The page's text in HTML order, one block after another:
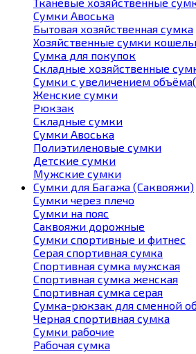
Сумки Авоська
Бытовая хозяйственная сумка
Хозяйственные сумки
Сумка для покупок
Складные хозяйственные
Сумки с увеличением
Женские сумки
Рюкзак
Складные сумки
Сумки Авоська
Полиэтиленовые сумки
Детские сумки
Мужские сумки
Сумки для Багажа (Саквояжи)
Сумки через плечо
Сумки на пояс
Саквояжи дорожные
Сумки спортивные и фитнес
Серая спортивная сумка
Спортивная сумка мужская
Спортивная сумка женская
Спортивная сумка серая
Сумка-рюкзак для сменной
Черная спортивная сумка
Сумки рабочие
Рабочая сумка